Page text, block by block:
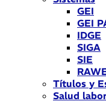
GEI
GEI
IDGE
SIGA
SIE
Títulos y
Salud